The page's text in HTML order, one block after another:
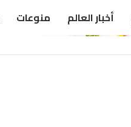
أخبار العالم منوعات